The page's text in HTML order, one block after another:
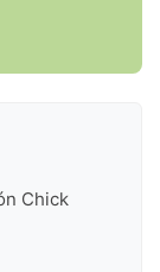
Chick